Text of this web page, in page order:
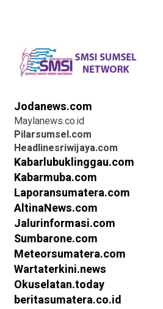
Jodanews.com
Maylanews.co.id
Pilarsumsel.com
Headlinesriwijaya.com
Kabarlubuklinggau.com
Kabarmuba.com
Laporansumatera.com
AltinaNews.com
Jalurinformasi.com
Sumbarone.com
Meteorsumatera.com
Wartaterkini.news
Okuselatan.today
beritasumatera.co.id